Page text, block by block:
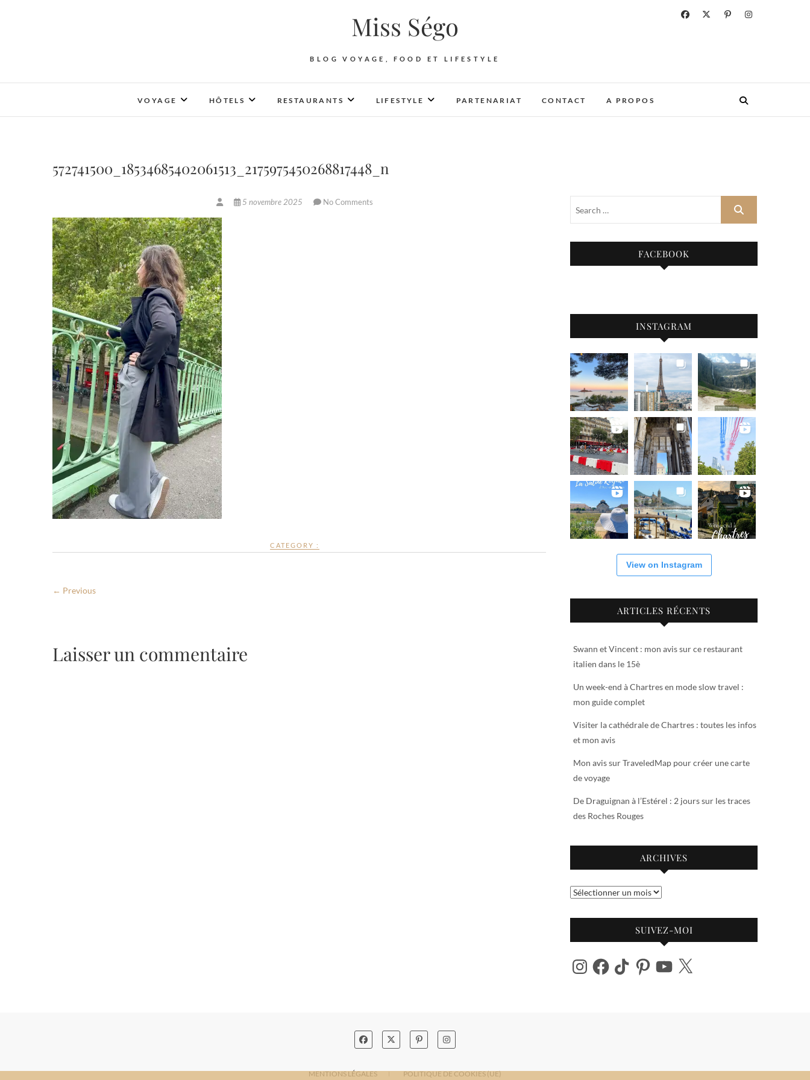
Miss Ségo
BLOG VOYAGE, FOOD ET LIFESTYLE
VOYAGE HÔTELS RESTAURANTS LIFESTYLE PARTENARIAT CONTACT A PROPOS
572741500_18534685402061513_2175975450268817448_n
5 novembre 2025 No Comments
CATEGORY :
← Previous
Laisser un commentaire
FACEBOOK
INSTAGRAM
View on Instagram
ARTICLES RÉCENTS
Swann et Vincent : mon avis sur ce restaurant
italien dans le 15è
Un week-end à Chartres en mode slow travel :
mon guide complet
Visiter la cathédrale de Chartres : toutes les infos
et mon avis
Mon avis sur TraveledMap pour créer une carte
de voyage
De Draguignan à l’Estérel : 2 jours sur les traces
des Roches Rouges
ARCHIVES
Archives
SUIVEZ-MOI
InstagramFacebook
TikTok PinterestYouTube
X
MENTIONS LÉGALES POLITIQUE DE COOKIES (UE)